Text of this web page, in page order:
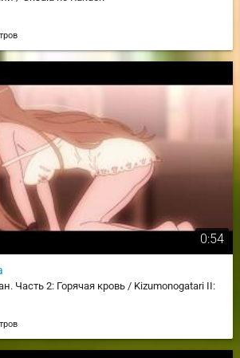
0:54
Часть 2: Горячая кровь / Kizumonogatari II: